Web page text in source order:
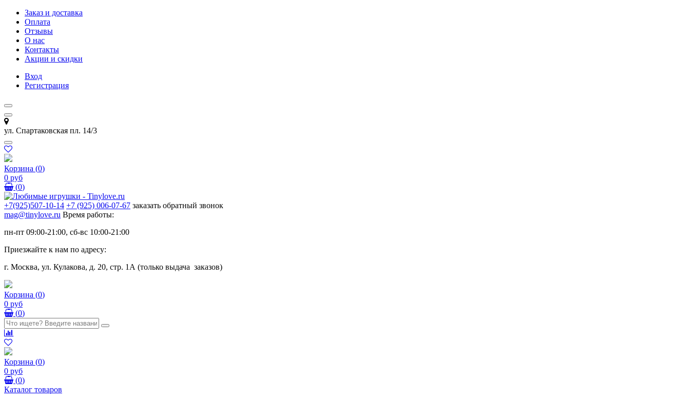
Заказ и доставка
Оплата
Отзывы
О нас
Контакты
Акции и скидки
Вход
Регистрация
ул. Спартаковская пл. 14/3
Корзина (0)
0 руб
(0)
+7(925)507-10-14 +7 (925) 006-07-67 заказать обратный звонок
mag@tinylove.ru Время работы:
пн-пт 09:00-21:00, сб-вс 10:00-21:00
Приезжайте к нам по адресу:
г. Москва, ул. Кулакова, д. 20, стр. 1А (только выдача заказов)
Корзина (0)
0 руб
(0)
Корзина (0)
0 руб
(0)
Каталог товаров